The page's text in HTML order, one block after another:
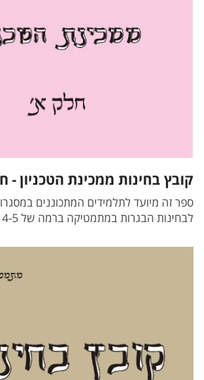
קובץ בחינות ממכינת הטכניון -
ספר זה מיועד לתלמידים המתכוננים
לבחינות הבגרות במתמטיקה ברמה של 4-5 יחידות לימוד.